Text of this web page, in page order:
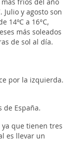
fríos del año
Julio y agosto son
14ºC a 16°C,
más soleados
de sol al día.
por la izquierda.
de España.
que tienen tres
es llevar un